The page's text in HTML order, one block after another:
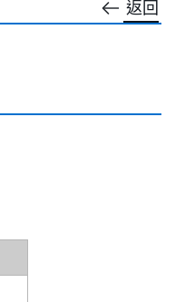
返回